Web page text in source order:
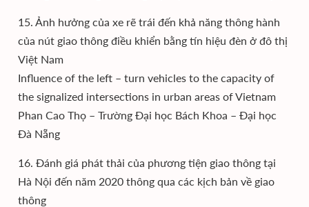
15. Ảnh hưởng của xe rẽ trái đến khả năng thông hành
của nút giao thông điều khiển bằng tín hiệu đèn ở đô thị
Việt Nam
Influence of the left – turn vehicles to the capacity of
the signalized intersections in urban areas of Vietnam
Phan Cao Thọ – Trường Đại học Bách Khoa – Đại học
Đà Nẵng
16. Đánh giá phát thải của phương tiện giao thông tại
Hà Nội đến năm 2020 thông qua các kịch bản về giao
thông